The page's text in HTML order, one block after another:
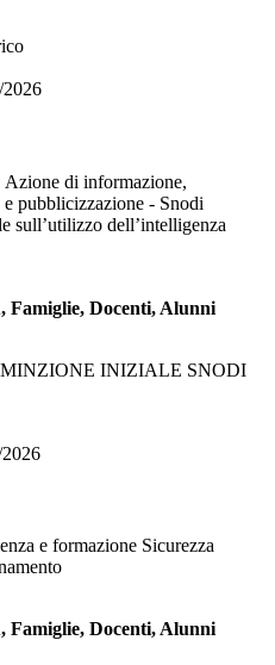
di informazione,
pubblicizzazione - Snodi
sull’utilizzo dell’intelligenza
Famiglie, Docenti, Alunni
INIZIALE SNODI
e formazione Sicurezza
Famiglie, Docenti, Alunni